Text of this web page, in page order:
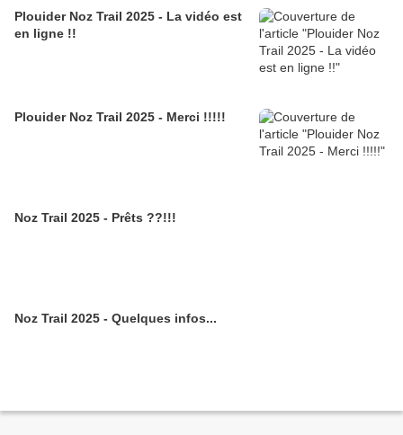
Plouider Noz Trail 2025 - La vidéo est
en ligne !!
Plouider Noz Trail 2025 - Merci !!!!!
Noz Trail 2025 - Prêts ??!!!
Noz Trail 2025 - Quelques infos...